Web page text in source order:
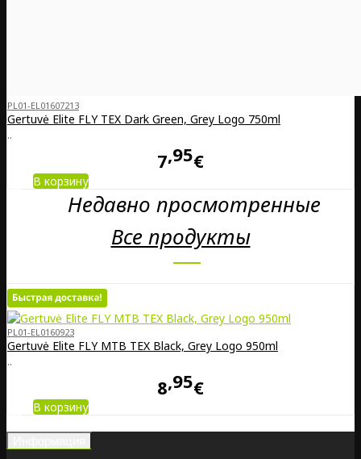
PL01-EL01607213
Gertuvė Elite FLY TEX Dark Green, Grey Logo 750ml
..
7 95€
В корзину
Недавно просмотренные
Все продукты
PL01-EL0160923
Gertuvė Elite FLY MTB TEX Black, Grey Logo 950ml
..
8 95€
В корзину